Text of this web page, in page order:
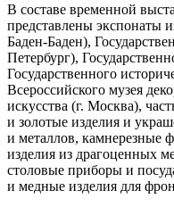
В составе временной
представлены экспонаты
Баден-Баден),
Петербург),
Государственного
Всероссийского музея
искусства (г. Москва),
и золотые изделия и
и металлов, камнерезные
изделия из драгоценных
столовые приборы и
и медные изделия для